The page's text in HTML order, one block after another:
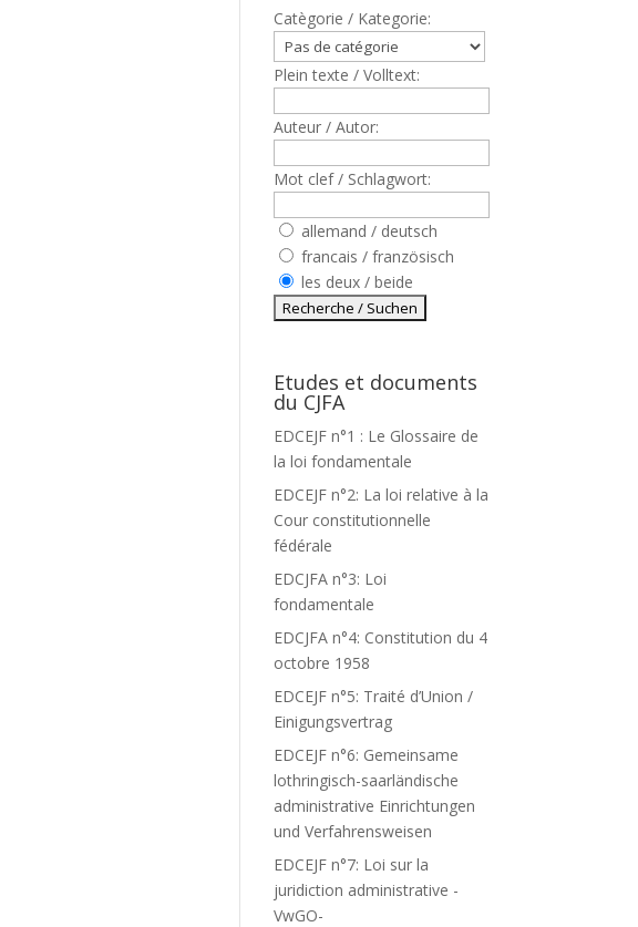
Catègorie / Kategorie:
Plein texte / Volltext:
Auteur / Autor:
Mot clef / Schlagwort:
allemand / deutsch
francais / französisch
les deux / beide
Etudes et documents
du CJFA
EDCEJF n°1 : Le Glossaire de
la loi fondamentale
EDCEJF n°2: La loi relative à la
Cour constitutionnelle
fédérale
EDCJFA n°3: Loi
fondamentale
EDCJFA n°4: Constitution du 4
octobre 1958
EDCEJF n°5: Traité d’Union /
Einigungsvertrag
EDCEJF n°6: Gemeinsame
lothringisch-saarländische
administrative Einrichtungen
und Verfahrensweisen
EDCEJF n°7: Loi sur la
juridiction administrative -
VwGO-